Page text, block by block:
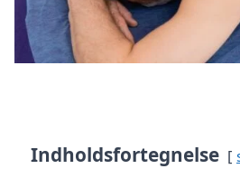
Indholdsfortegnelse